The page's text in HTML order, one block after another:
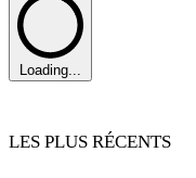
Loading...
LES PLUS RÉCENTS